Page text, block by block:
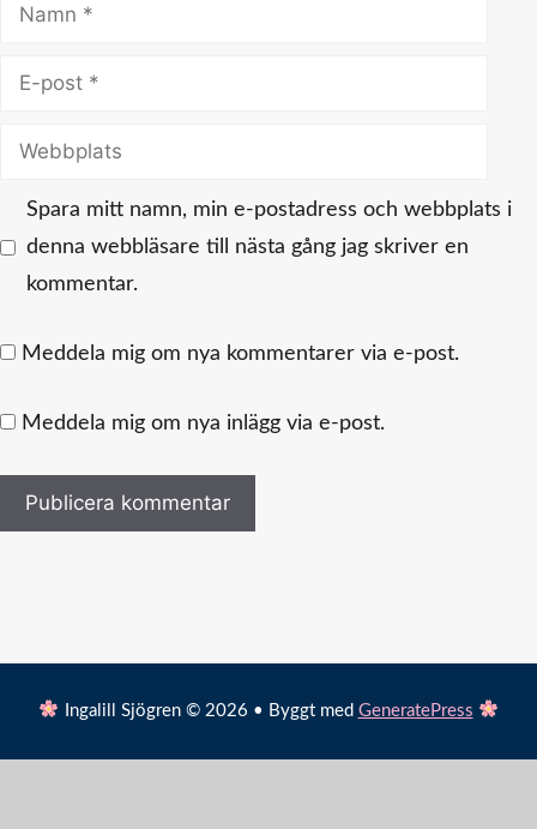
Webbplats
Spara mitt namn, min e-postadress och webbplats i
denna webbläsare till nästa gång jag skriver en
kommentar.
Meddela mig om nya kommentarer via e-post.
Meddela mig om nya inlägg via e-post.
Ingalill Sjögren © 2026 • Byggt med GeneratePress